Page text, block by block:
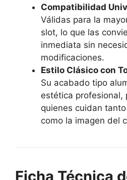
Compatibilidad
Válidas para la
slot, lo que las
inmediata sin
modificaciones.
Estilo Clásico con
Su acabado tipo
estética profesional,
quienes cuidan
como la imagen del
Ficha Técnica